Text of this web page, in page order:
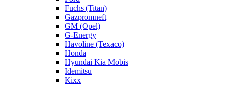
Fuchs (Titan)
Gazpromneft
GM (Opel)
G-Energy
Havoline (Texaco)
Honda
Hyundai Kia Mobis
Idemitsu
Kixx